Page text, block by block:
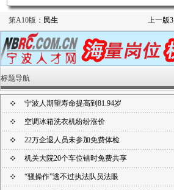
第A10版： 民生 上一版3
标题导航
宁波人期望寿命提高到81.94岁
空调冰箱洗衣机纷纷涨价
22万企退人员未参加免费体检
机关大院20个车位错时免费共享
“骚操作”逃不过执法队员法眼